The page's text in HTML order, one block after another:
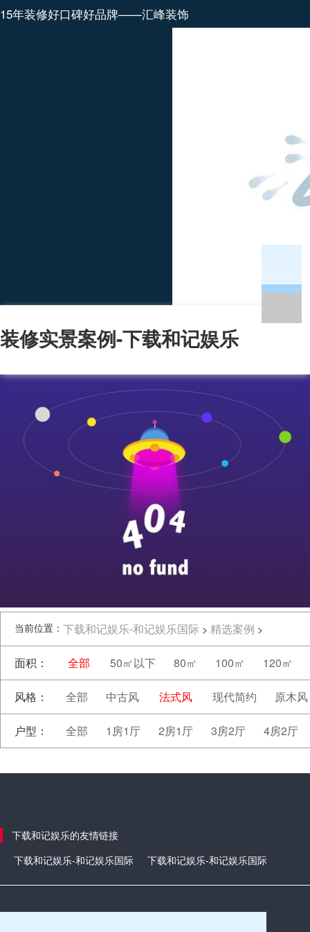
15年装修好口碑好品牌——汇峰装饰
装修实景案例-下载和记娱乐
当前位置： 下载和记娱乐-和记娱乐国际 > 精选案例 >
面积： 全部 50㎡以下 80㎡ 100㎡ 120㎡
风格： 全部 中古风 法式风 现代简约 原木风
户型： 全部 1房1厅 2房1厅 3房2厅 4房2厅
下载和记娱乐的友情链接
下载和记娱乐-和记娱乐国际
下载和记娱乐-和记娱乐国际